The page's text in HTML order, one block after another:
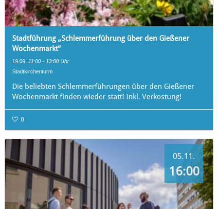
Stadtführung „Schlemmerführung über den Gießener
Wochenmarkt“
19.09. 11:00 - 13:00 Uhr
Stadtkirchenturm
Die beliebten Schlemmerführungen über den Gießener
Wochenmarkt finden wieder statt! Inkl. Verkostung!
0
05.11.
16:00